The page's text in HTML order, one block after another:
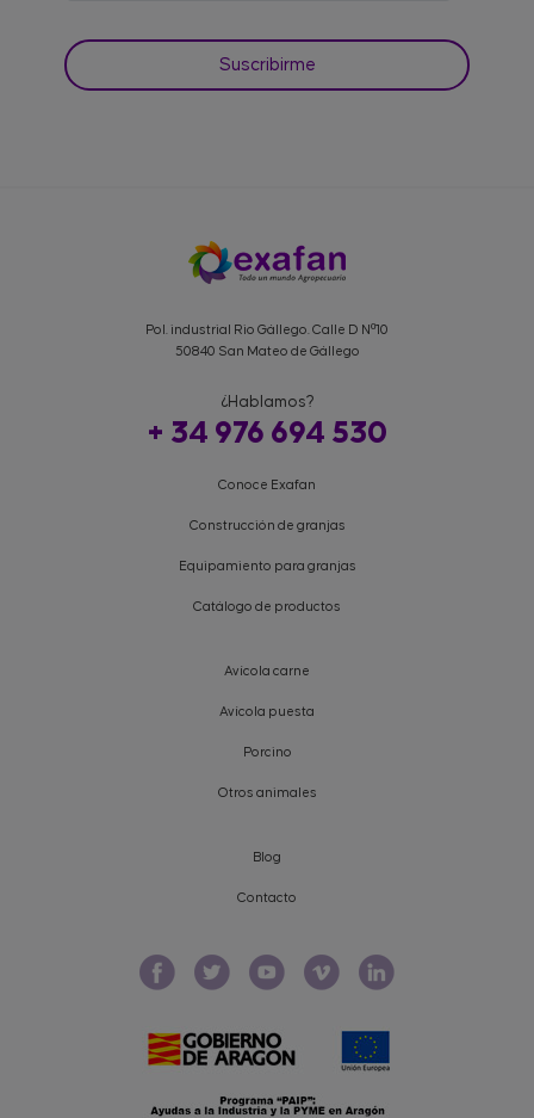
Pol. industrial Rio Gállego. Calle D Nº10
50840 San Mateo de Gállego
¿Hablamos?
+ 34 976 694 530
Conoce Exafan
Construcción de granjas
Equipamiento para granjas
Catálogo de productos
Avícola carne
Avícola puesta
Porcino
Otros animales
Blog
Contacto